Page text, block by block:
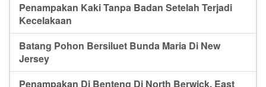
Penampakan Kaki Tanpa Badan Setelah Terjadi
Kecelakaan
Batang Pohon Bersiluet Bunda Maria Di New
Jersey
Penampakan Di Benteng Di North Berwick, East